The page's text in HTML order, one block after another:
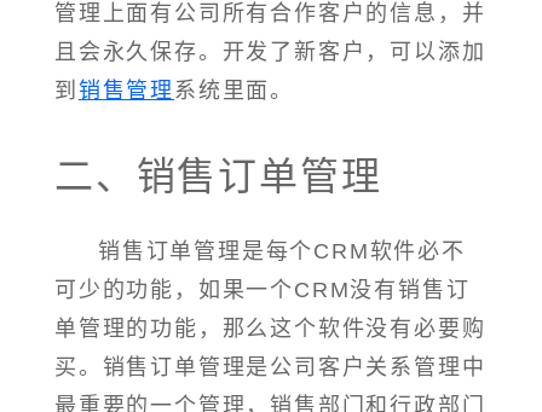
管理上面有公司所有合作客户的信息，并
且会永久保存。开发了新客户，可以添加
到 销售管理系统里面。
二、销售订单管理
销售订单管理是每个CRM软件必不
可少的功能，如果一个CRM没有销售订
单管理的功能，那么这个软件没有必要购
买。销售订单管理是公司客户关系管理中
最重要的一个管理，销售部门和行政部门